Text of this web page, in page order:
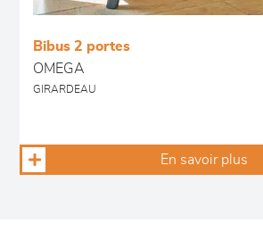
Bibus 2 portes
OMEGA
GIRARDEAU
En savoir plus